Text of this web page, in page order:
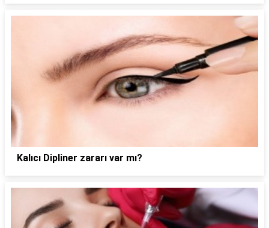
Kalıcı Dipliner zararı var mı?